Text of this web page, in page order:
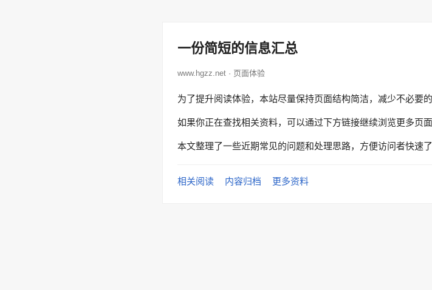
一份简短的信息汇总
www.hgzz.net · 页面体验
为了提升阅读体验，本站尽量保持页面结构简洁，减少不必要
如果你正在查找相关资料，可以通过下方链接继续浏览更多页面
本文整理了一些近期常见的问题和处理思路，方便访问者快速
相关阅读 内容归档 更多资料